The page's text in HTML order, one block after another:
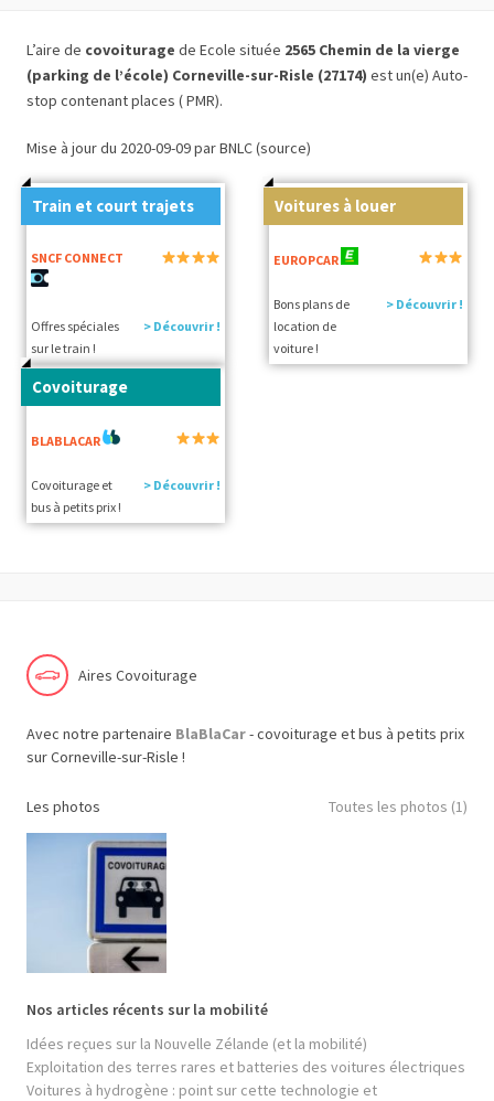
L’aire de covoiturage de Ecole située 2565 Chemin de la vierge
(parking de l’école) Corneville-sur-Risle (27174) est un(e) Auto-
stop contenant places ( PMR).
Mise à jour du 2020-09-09 par BNLC (source)
Train et court trajets
SNCF CONNECT
Offres spéciales
sur le train !
> Découvrir !
Voitures à louer
EUROPCAR
Bons plans de
location de
voiture !
> Découvrir !
Covoiturage
BLABLACAR
Covoiturage et
bus à petits prix !
> Découvrir !
Aires Covoiturage
Avec notre partenaire BlaBlaCar- covoiturage et bus à petits prix
sur Corneville-sur-Risle !
Les photos Toutes les photos (1)
Nos articles récents sur la mobilité
Idées reçues sur la Nouvelle Zélande (et la mobilité)
Exploitation des terres rares et batteries des voitures électriques
Voitures à hydrogène : point sur cette technologie et